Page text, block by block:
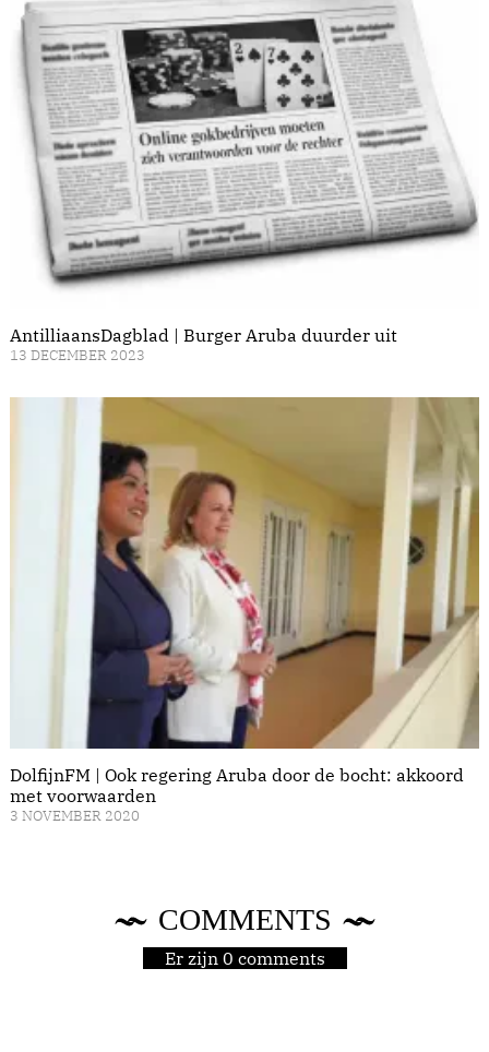
AntilliaansDagblad | Burger Aruba duurder uit
13 DECEMBER 2023
DolfijnFM | Ook regering Aruba door de bocht: akkoord
met voorwaarden
3 NOVEMBER 2020
COMMENTS
Er zijn 0 comments